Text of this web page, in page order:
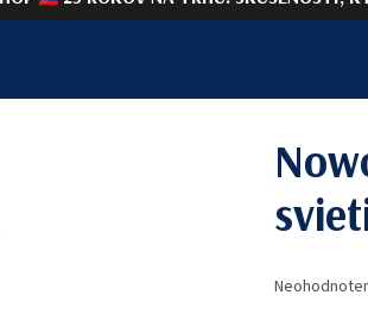
hodnotenie